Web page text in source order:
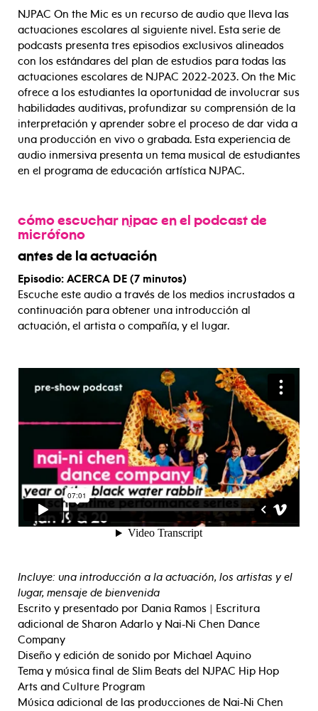
NJPAC On the Mic es un recurso de audio que lleva las
actuaciones escolares al siguiente nivel. Esta serie de
podcasts presenta tres episodios exclusivos alineados
con los estándares del plan de estudios para todas las
actuaciones escolares de NJPAC 2022-2023. On the Mic
ofrece a los estudiantes la oportunidad de involucrar sus
habilidades auditivas, profundizar su comprensión de la
interpretación y aprender sobre el proceso de dar vida a
una producción en vivo o grabada. Esta experiencia de
audio inmersiva presenta un tema musical de estudiantes
en el programa de educación artística NJPAC.
cómo escuchar njpac en el podcast de
micrófono
antes de la actuación
Episodio: ACERCA DE (7 minutos)
Escuche este audio a través de los medios incrustados a
continuación para obtener una introducción al
actuación, el artista o compañía, y el lugar.
Incluye: una introducción a la actuación, los artistas y el
lugar, mensaje de bienvenida
Escrito y presentado por Dania Ramos | Escritura
adicional de Sharon Adarlo y Nai-Ni Chen Dance
Company
Diseño y edición de sonido por Michael Aquino
Tema y música final de Slim Beats del NJPAC Hip Hop
Arts and Culture Program
Música adicional de las producciones de Nai-Ni Chen